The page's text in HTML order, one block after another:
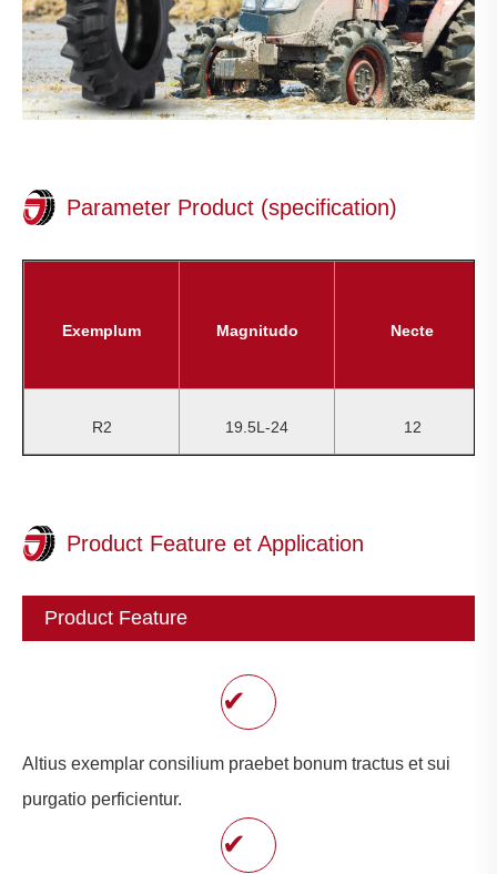
Parameter Product (specification)
Exemplum Magnitudo Necte
R2 19.5L-24 12
Product Feature et Application
Product Feature
✔
Altius exemplar consilium praebet bonum tractus et sui
purgatio perficientur.
✔